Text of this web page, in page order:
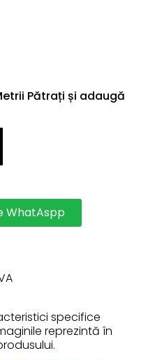
Pătrați și adaugă
WhatAspp
specifice
reprezintă în